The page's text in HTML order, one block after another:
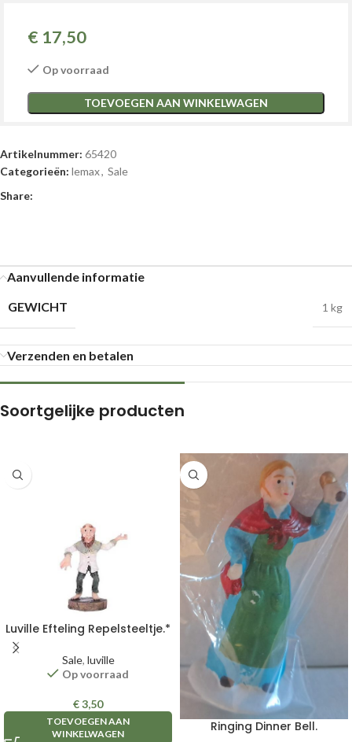
€ 17,50
Op voorraad
TOEVOEGEN AAN WINKELWAGEN
Artikelnummer: 65420
Categorieën: lemax, Sale
Share:
Aanvullende informatie
GEWICHT
1 kg
Verzenden en betalen
Soortgelijke producten
Luville Efteling Repelsteeltje.*
Sale, luville
Op voorraad
€3,50
TOEVOEGEN AAN
WINKELWAGEN
Ringing Dinner Bell.